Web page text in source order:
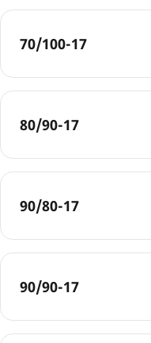
70/100-17
80/90-17
90/80-17
90/90-17